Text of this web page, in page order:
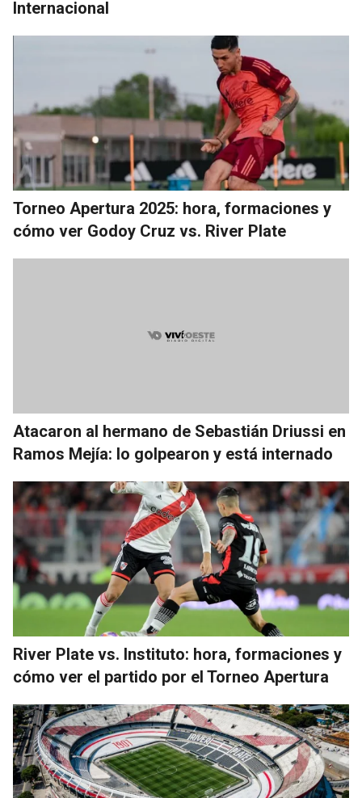
Internacional
Torneo Apertura 2025: hora, formaciones y
cómo ver Godoy Cruz vs. River Plate
Atacaron al hermano de Sebastián Driussi en
Ramos Mejía: lo golpearon y está internado
River Plate vs. Instituto: hora, formaciones y
cómo ver el partido por el Torneo Apertura